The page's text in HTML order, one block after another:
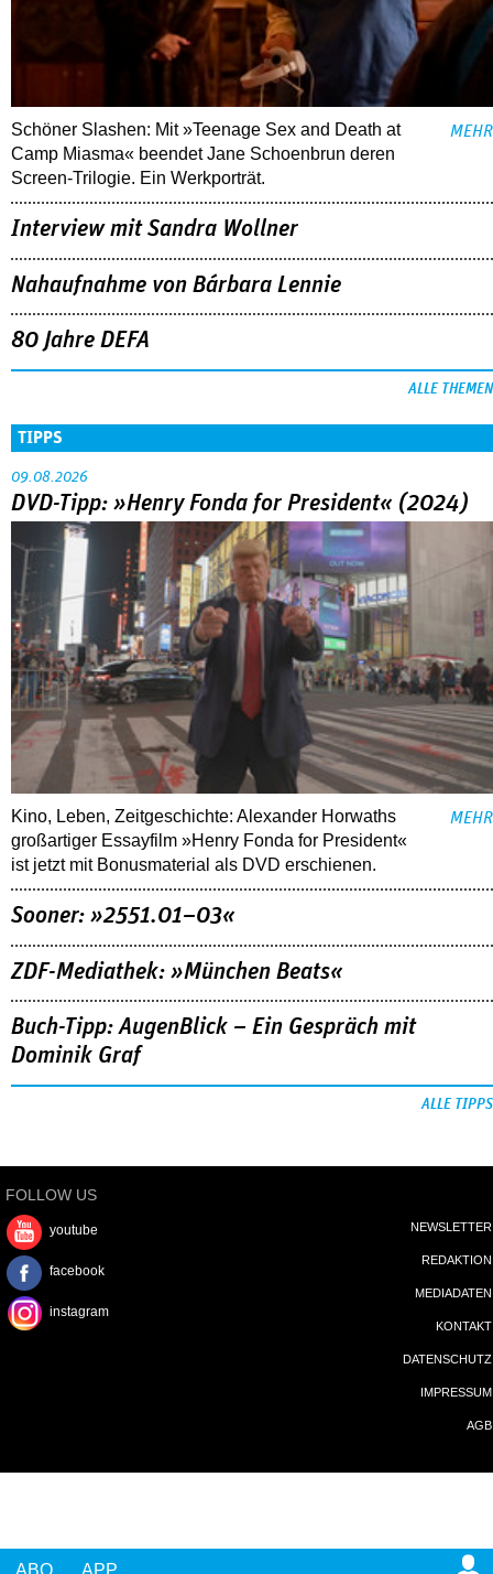
ABO APP
Schöner Slashen: Mit »Teenage Sex and Death at
Camp Miasma« beendet Jane Schoenbrun deren
Screen-Trilogie. Ein Werkporträt.
MEHR
Interview mit Sandra Wollner
Nahaufnahme von Bárbara Lennie
80 Jahre DEFA
ALLE THEMEN
TIPPS
09.08.2026
DVD-Tipp: »Henry Fonda for President« (2024)
Kino, Leben, Zeitgeschichte: Alexander Horwaths
großartiger Essayfilm »Henry Fonda for President«
ist jetzt mit Bonusmaterial als DVD erschienen.
MEHR
Sooner: »2551.01–03«
ZDF-Mediathek: »München Beats«
Buch-Tipp: AugenBlick – Ein Gespräch mit
Dominik Graf
ALLE TIPPS
FOLLOW US
youtube
facebook
instagram
NEWSLETTER
REDAKTION
MEDIADATEN
KONTAKT
DATENSCHUTZ
IMPRESSUM
AGB